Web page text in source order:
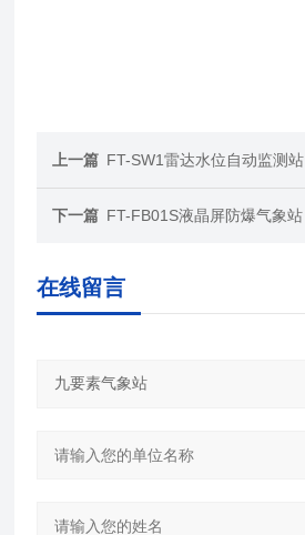
上一篇 FT-SW1雷达水位自动监测站
下一篇 FT-FB01S液晶屏防爆气象站
在线留言